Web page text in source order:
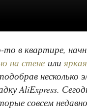
в квартире,
о на стене или
несколько
AliExpress.
совсем